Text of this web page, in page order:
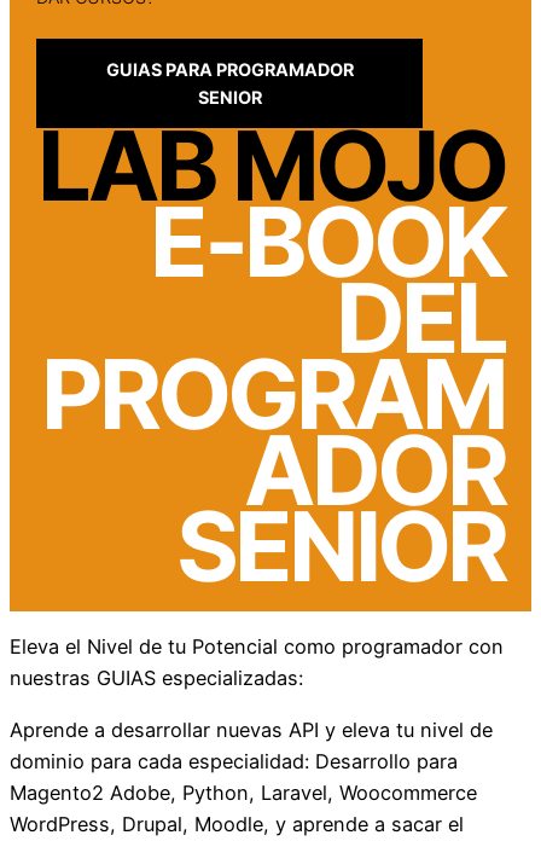
GUIAS PARA PROGRAMADOR
SENIOR
LAB MOJO
E-BOOK
DEL
PROGRAM
ADOR
SENIOR
Eleva el Nivel de tu Potencial como programador con
nuestras GUIAS especializadas:
Aprende a desarrollar nuevas API y eleva tu nivel de
dominio para cada especialidad: Desarrollo para
Magento2 Adobe, Python, Laravel, Woocommerce
WordPress, Drupal, Moodle, y aprende a sacar el